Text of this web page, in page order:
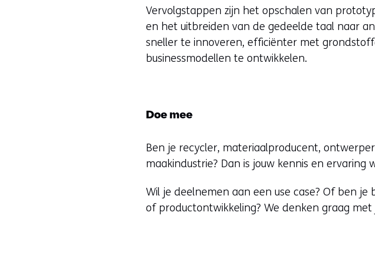
e
w
e
b
)
Vervolgstappen zijn het opschalen van
en het uitbreiden van de gedeelde taal naar
sneller te innoveren, efficiënter met
businessmodellen te ontwikkelen.
Doe mee
Ben je recycler, materiaalproducent,
maakindustrie? Dan is jouw kennis en ervaring
Wil je deelnemen aan een use case? Of ben
of productontwikkeling? We denken graag met